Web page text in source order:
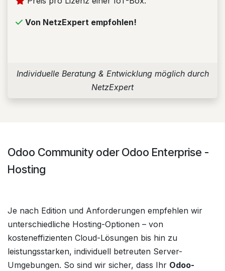
Von NetzExpert empfohlen!
Individuelle Beratung & Entwicklung möglich durch
NetzExpert
Odoo Community oder Odoo Enterprise -
Hosting
Je nach Edition und Anforderungen empfehlen wir
unterschiedliche Hosting-Optionen – von
kosteneffizienten Cloud-Lösungen bis hin zu
leistungsstarken, individuell betreuten Server-
Umgebungen. So sind wir sicher, dass Ihr Odoo-